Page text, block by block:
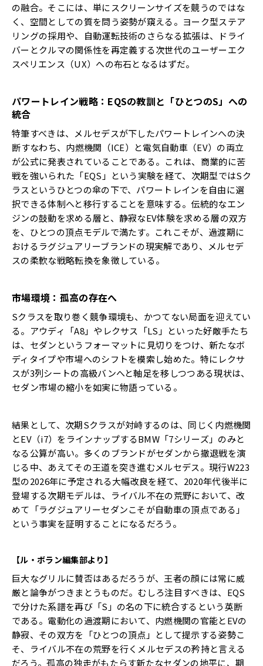
の融合。そこには、単にスクリーンサイズを競うのではな
く、空間としての質を問う姿勢が窺える。ヨーク型ステア
リングの採用や、自動運転技術のさらなる拡張は、ドライ
バーとクルマの関係性を再定義する次世代のユーザーエク
スペリエンス（UX）への布石となるはずだ。
パワートレイン戦略： EQSの教訓と「ひとつのS」への
統合
特筆すべきは、メルセデスが下したパワートレインへの決
断――すなわち、内燃機関（ICE）と電気自動車（EV）の両立
が公式に発表されていることである。これは、商業的に苦
戦を強いられた「EQS」という実験を経て、次期型ではSク
ラスというひとつの傘の下で、パワートレインを自由に選
択できる体制へと移行することを意味する。伝統的なエン
ジンの鼓動を求める層と、静寂なEV体験を求める層の双方
を、ひとつの頂点モデルで満たす。これこそが、過渡期に
おけるラグジュアリーブランドの現実解であり、メルセデ
スの柔軟な戦略転換を象徴している。
市場環境：孤高の存在へ
Sクラスを取り巻く競争環境も、かつてない局面を迎えてい
る。アウディ「A8」やレクサス「LS」といった好敵手たち
は、セダンというフォーマットに見切りをつけ、新たなボ
ディタイプや市場へのシフトを模索し始めた。特にレクサ
スが3列シートの高級バンへと軸足を移しつつある現状は、
セダン市場の縮小を如実に物語っている。
結果として、次期Sクラスが対峙するのは、同じく内燃機関
とEV（i7）をラインナップするBMW「7シリーズ」のみと
なる公算が高い。多くのブランドがセダンから撤退戦を演
じる中、あえてその王道を突き進むメルセデス。現行W223
型の2026年に予定される大幅改良を経て、2020年代後半に
登場する次期モデルは、ライバル不在の荒野において、改
めて「ラグジュアリーセダンこそが自動車の頂点である」
という事実を証明することになるだろう。
【ル・ボラン編集部より】
巨大なグリルに賛否はあるだろうが、王者の顔には常に威
厳と論争がつきまとうものだ。むしろ注目すべきは、EQS
で分けた系譜を再び「S」の名の下に統合するという英断
である。電動化の過渡期において、内燃機関の官能とEVの
静寂、その双方を「ひとつの頂点」として提示する姿勢こ
そ、ライバル不在の荒野を行くメルセデスの矜持と言える
だろう。孤高の独走がもたらす新たなセダンの地平に、期